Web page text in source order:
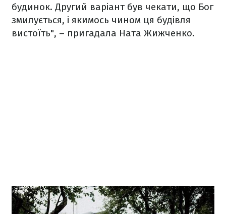
будинок. Другий варіант був чекати, що Бог
змилується, і якимось чином ця будівля
вистоїть", – пригадала Ната Жижченко.